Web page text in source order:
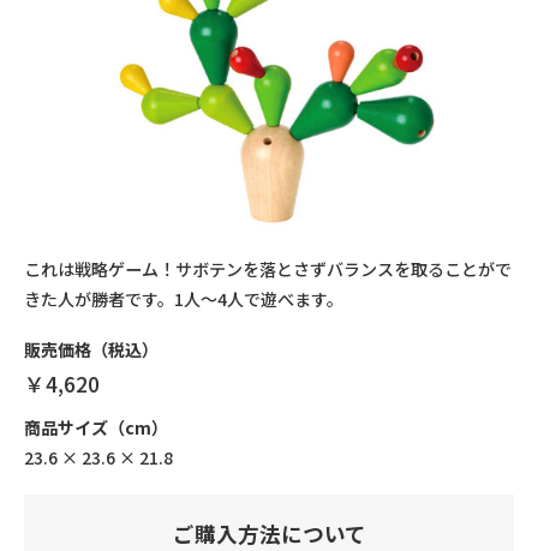
これは戦略ゲーム！サボテンを落とさずバランスを取ることがで
きた人が勝者です。1人～4人で遊べます。
販売価格（税込）
￥4,620
商品サイズ（cm）
23.6 × 23.6 × 21.8
ご購入方法について